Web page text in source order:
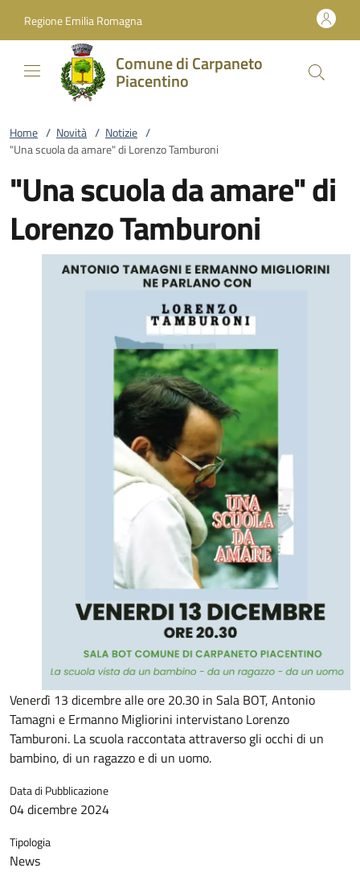
Regione Emilia Romagna
Comune di Carpaneto
Piacentino
Home / Novità / Notizie /
"Una scuola da amare" di Lorenzo Tamburoni
"Una scuola da amare" di
Lorenzo Tamburoni
Venerdì 13 dicembre alle ore 20.30 in Sala BOT, Antonio
Tamagni e Ermanno Migliorini intervistano Lorenzo
Tamburoni. La scuola raccontata attraverso gli occhi di un
bambino, di un ragazzo e di un uomo.
Data di Pubblicazione
04 dicembre 2024
Tipologia
News